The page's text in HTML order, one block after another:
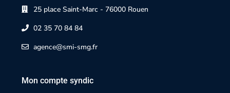
25 place Saint-Marc - 76000 Rouen
02 35 70 84 84
agence@smi-smg.fr
Mon compte syndic